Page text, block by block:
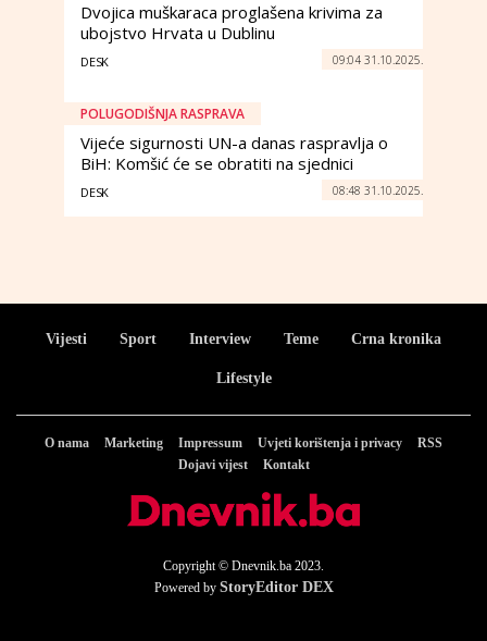
Dvojica muškaraca proglašena krivima za
ubojstvo Hrvata u Dublinu
DESK 09:04 31.10.2025.
POLUGODIŠNJA RASPRAVA
Vijeće sigurnosti UN-a danas raspravlja o
BiH: Komšić će se obratiti na sjednici
DESK 08:48 31.10.2025.
Vijesti Sport Interview Teme Crna kronika
Lifestyle
O nama Marketing Impressum Uvjeti korištenja i privacy
RSS
Dojavi vijest
Kontakt
Copyright © Dnevnik.ba 2023.
Powered by StoryEditor DEX